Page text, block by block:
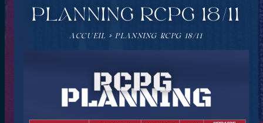
PLANNING RCPG 18/11
ACCUEIL »PLANNING RCPG 18/11